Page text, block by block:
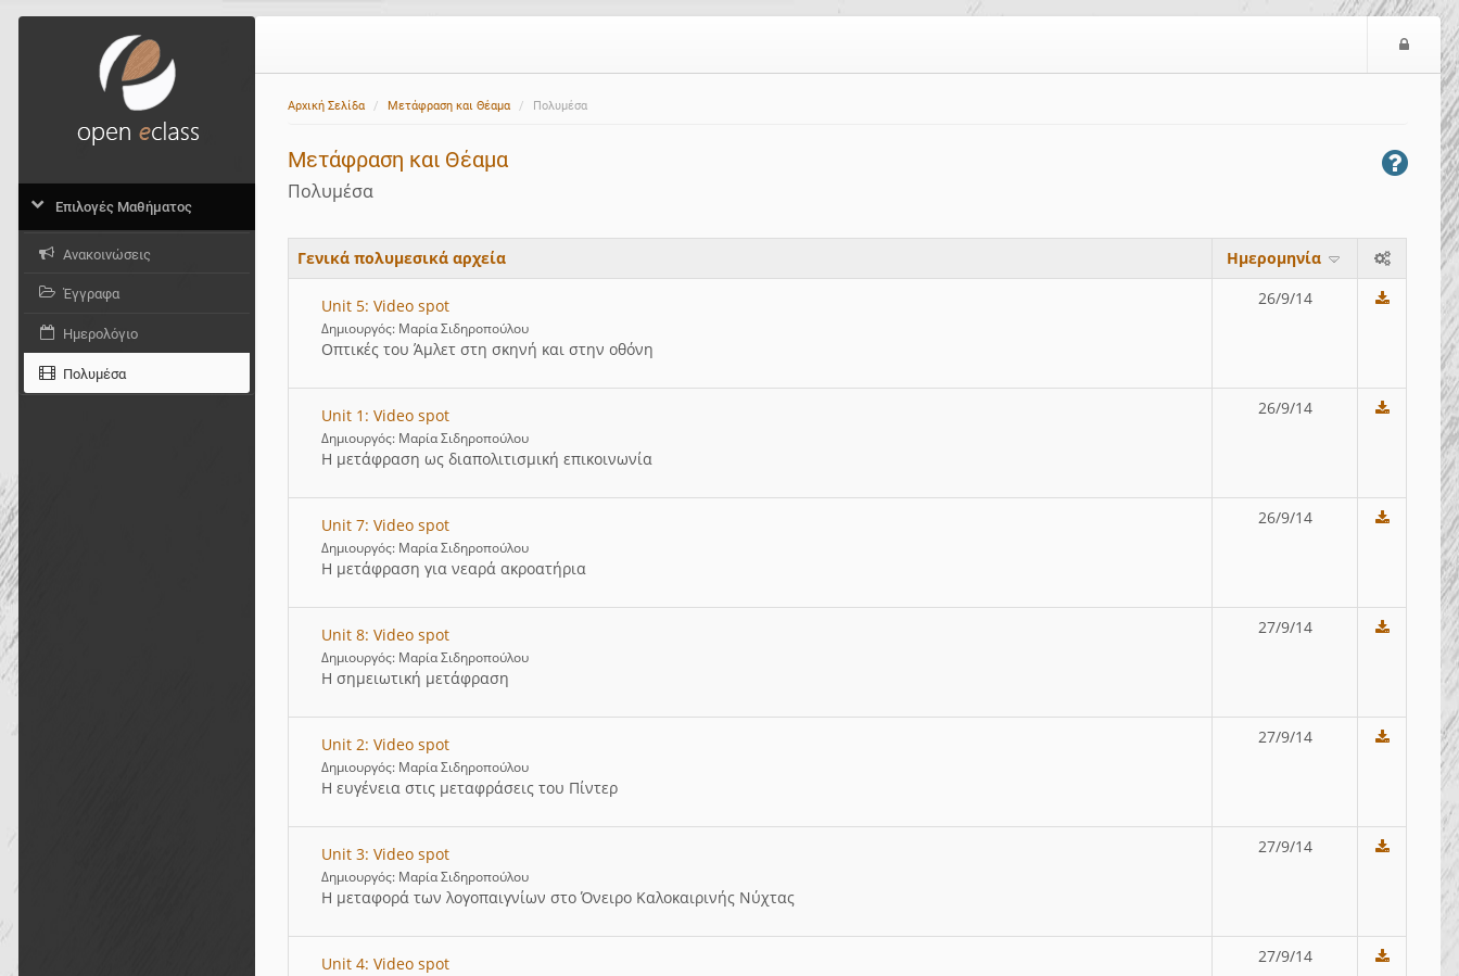
Αρχική Σελίδα Μετάφραση και Θέαμα Πολυμέσα
Μετάφραση και Θέαμα
Πολυμέσα
Γενικά πολυμεσικά αρχεία Ημερομηνία
Unit 5: Video spot
Δημιουργός: Μαρία Σιδηροπούλου
Οπτικές του Άμλετ στη σκηνή και στην οθόνη
26/9/14
Unit 1: Video spot
Δημιουργός: Μαρία Σιδηροπούλου
Η μετάφραση ως διαπολιτισμική επικοινωνία
26/9/14
Unit 7: Video spot
Δημιουργός: Μαρία Σιδηροπούλου
Η μετάφραση για νεαρά ακροατήρια
26/9/14
Unit 8: Video spot
Δημιουργός: Μαρία Σιδηροπούλου
Η σημειωτική μετάφραση
27/9/14
Unit 2: Video spot
Δημιουργός: Μαρία Σιδηροπούλου
Η ευγένεια στις μεταφράσεις του Πίντερ
27/9/14
Unit 3: Video spot
Δημιουργός: Μαρία Σιδηροπούλου
Η μεταφορά των λογοπαιγνίων στο Όνειρο Καλοκαιρινής Νύχτας
27/9/14
Unit 4: Video spot 27/9/14
Επιλογές Μαθήματος
Ανακοινώσεις
Έγγραφα
Ημερολόγιο
Πολυμέσα